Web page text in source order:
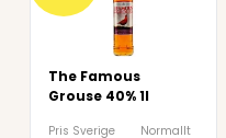
The Famous
Grouse 40% 1l
Pris Sverige
Normallt